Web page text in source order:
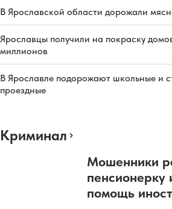
В Ярославской области дорожали
Ярославцы получили на покраску
миллионов
В Ярославле подорожают школьные и
проездные
Криминал
Мошенники
пенсионерку
помощь